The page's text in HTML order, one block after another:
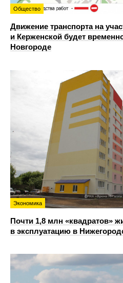
Общество
Движение транспорта на
и Керженской будет
Новгороде
Экономика
Почти 1,8 млн «квадратов»
в эксплуатацию в